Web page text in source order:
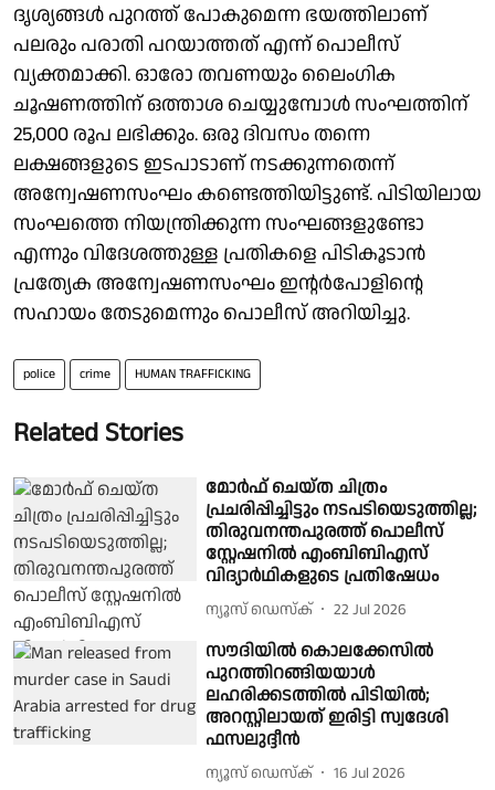
ദൃശ്യങ്ങൾ പുറത്ത് പോകുമെന്ന ഭയത്തിലാണ്
പലരും പരാതി പറയാത്തത് എന്ന് പൊലീസ്
വ്യക്തമാക്കി. ഓരോ തവണയും ലൈംഗിക
ചൂഷണത്തിന് ഒത്താശ ചെയ്യുമ്പോൾ സംഘത്തിന്
25,000 രൂപ ലഭിക്കും. ഒരു ദിവസം തന്നെ
ലക്ഷങ്ങളുടെ ഇടപാടാണ് നടക്കുന്നതെന്ന്
അന്വേഷണസംഘം കണ്ടെത്തിയിട്ടുണ്ട്. പിടിയിലായ
സംഘത്തെ നിയന്ത്രിക്കുന്ന സംഘങ്ങളുണ്ടോ
എന്നും വിദേശത്തുള്ള പ്രതികളെ പിടികൂടാൻ
പ്രത്യേക അന്വേഷണസംഘം ഇൻ്റർപോളിൻ്റെ
സഹായം തേടുമെന്നും പൊലീസ് അറിയിച്ചു.
police crime HUMAN TRAFFICKING
Related Stories
മോർഫ് ചെയ്ത ചിത്രം
പ്രചരിപ്പിച്ചിട്ടും നടപടിയെടുത്തില്ല;
തിരുവനന്തപുരത്ത് പൊലീസ്
സ്റ്റേഷനിൽ എംബിബിഎസ്
വിദ്യാർഥികളുടെ പ്രതിഷേധം
ന്യൂസ് ഡെസ്ക് 22 Jul 2026
സൗദിയിൽ കൊലക്കേസിൽ
പുറത്തിറങ്ങിയയാൾ
ലഹരിക്കടത്തിൽ പിടിയിൽ;
അറസ്റ്റിലായത് ഇരിട്ടി സ്വദേശി
ഫസലുദ്ദീൻ
ന്യൂസ് ഡെസ്ക് 16 Jul 2026